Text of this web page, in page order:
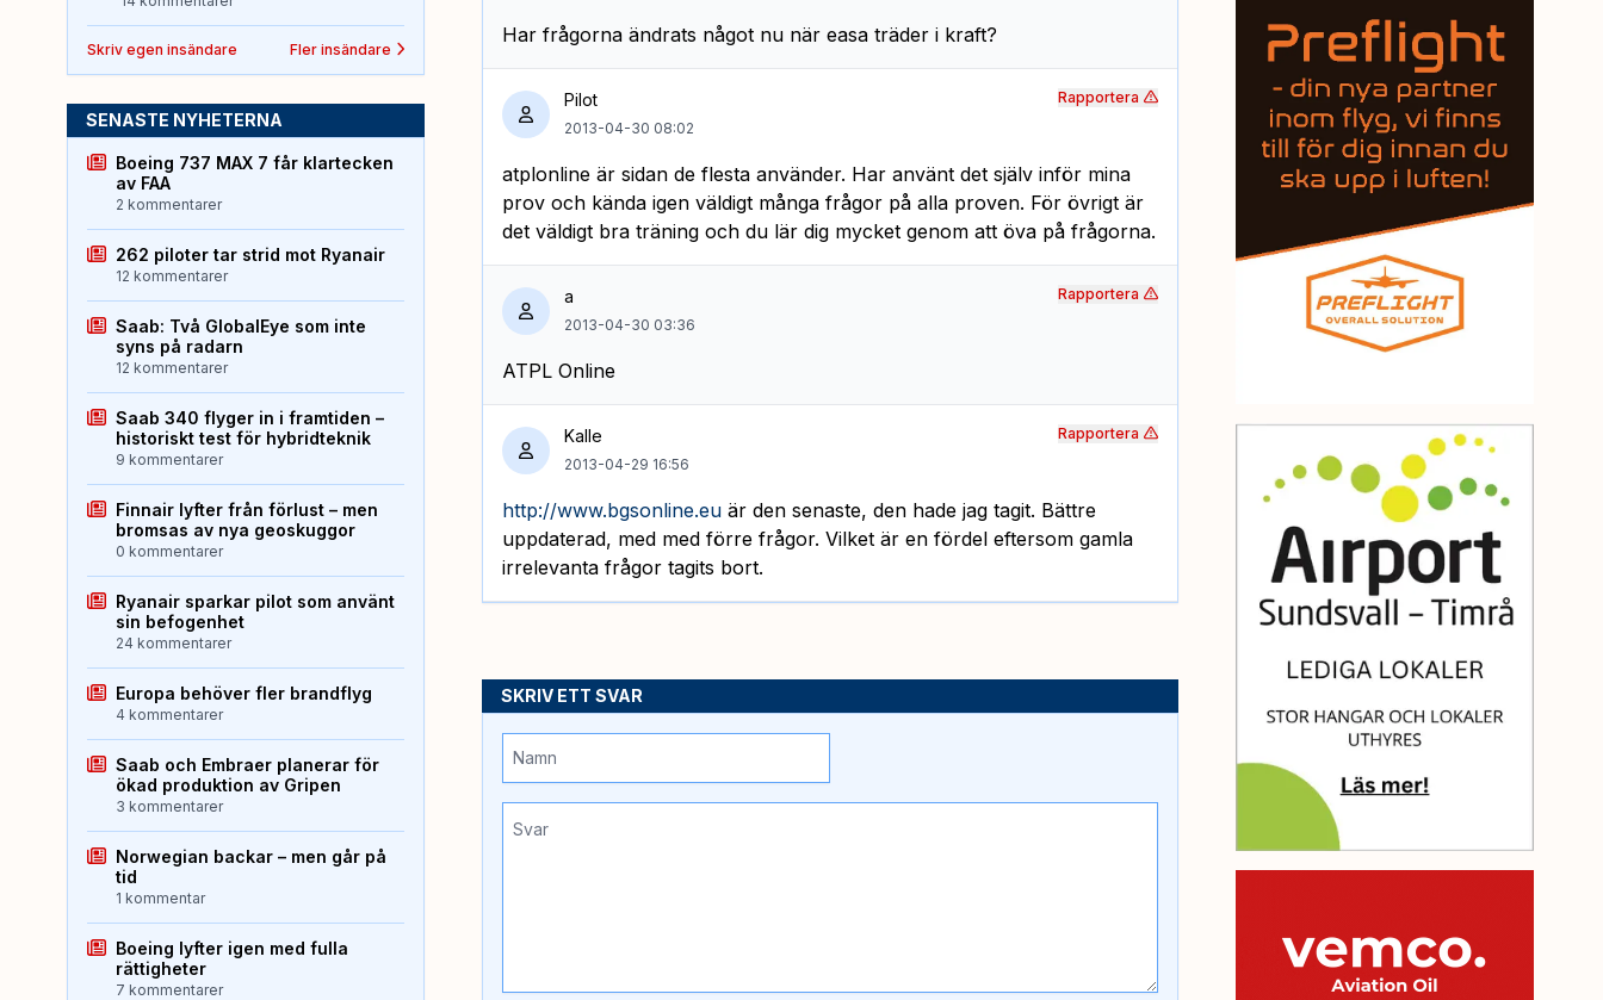
Har frågorna ändrats något nu när easa träder i kraft?
Pilot
2013-04-30 08:02
atplonline är sidan de flesta använder. Har använt det själv inför mina
prov och kända igen väldigt många frågor på alla proven. För övrigt är
det väldigt bra träning och du lär dig mycket genom att öva på frågorna.
Rapportera
a
2013-04-30 03:36
ATPL Online
Rapportera
Kalle
2013-04-29 16:56
http://www.bgsonline.eu är den senaste, den hade jag tagit. Bättre
uppdaterad, med med förre frågor. Vilket är en fördel eftersom gamla
irrelevanta frågor tagits bort.
Rapportera
SKRIV ETT SVAR
Skriv egen insändare Fler insändare
SENASTE NYHETERNA
Boeing 737 MAX 7 får klartecken
av FAA
2 kommentarer
262 piloter tar strid mot Ryanair
12 kommentarer
Saab: Två GlobalEye som inte
syns på radarn
12 kommentarer
Saab 340 flyger in i framtiden –
historiskt test för hybridteknik
9 kommentarer
Finnair lyfter från förlust – men
bromsas av nya geoskuggor
0 kommentarer
Ryanair sparkar pilot som använt
sin befogenhet
24 kommentarer
Europa behöver fler brandflyg
4 kommentarer
Saab och Embraer planerar för
ökad produktion av Gripen
3 kommentarer
Norwegian backar – men går på
tid
1 kommentar
Boeing lyfter igen med fulla
rättigheter
7 kommentarer